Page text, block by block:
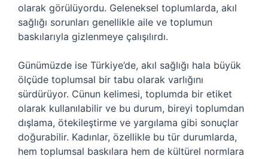
olarak görülüyordu. Geleneksel toplumlarda, akıl
sağlığı sorunları genellikle aile ve toplumun
baskılarıyla gizlenmeye çalışılırdı.
Günümüzde ise Türkiye’de, akıl sağlığı hala büyük
ölçüde toplumsal bir tabu olarak varlığını
sürdürüyor. Cünun kelimesi, toplumda bir etiket
olarak kullanılabilir ve bu durum, bireyi toplumdan
dışlama, ötekileştirme ve yargılama gibi sonuçlar
doğurabilir. Kadınlar, özellikle bu tür durumlarda,
hem toplumsal baskılara hem de kültürel normlara